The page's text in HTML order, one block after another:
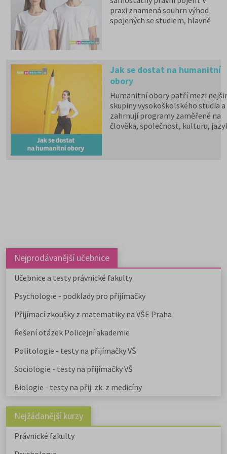
praxi znamená souhrn výhod
spojených se studiem, hlavně
Jak se dostat na humanitní
obory
Humanitní obory patří mezi
skupiny vysokoškolského studia a
zahrnují programy zaměřené na
člověka, společnost, kulturu,
dále v nabídce na 9 soukromých
můžete studovat na 9
fakultách, dvou institutech a
vysokých školách od uměleckých
po ekonomické či technické.
Pedagogicky zaměřené obory
nabízejí také soukromé vysoké
školy.
zaměřené obory a
uvádíme v samostatném článku.
Chystáte se na humanitní
Stáhněte si zdarma e-book s
přehledem humanitních fakult,
Nejprodávanější učebnice
Učebnice a testy právnické fakulty
Psychologie - podklady pro přijímačky
Přijímací zkoušky z matematiky na VŠE Praha
Řešení otázek Policejní akademie
Politologie - testy na přijímačky VŠ
Sociologie - testy na přijímačky VŠ
Biologie - testy na přij. zk. z medicíny
Nejžádanější kurzy
Právnické fakulty